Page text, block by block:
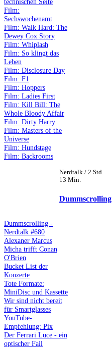
Film:
Sechswochenamt
Film: Walk Hard: The
Dewey Cox Story
Film: Whiplash
Film: So klingt das
Leben
Film: Disclosure Day
Film: F1
Film: Hoppers
Film: Ladies First
Film: Kill Bill: The
Whole Bloody Affair
Film: Dirty Harry
Film: Masters of the
Universe
Film: Hundstage
Film: Backrooms
Nerdtalk / 2 Std.
13 Min.
Dummscrolling
Dummscrolling -
Nerdtalk #680
Alexaner Marcus
Micha trifft Conan
O'Brien
Bucket List der
Konzerte
Tote Formate:
MiniDisc und Kassette
Wir sind nicht bereit
für Smartglasses
YouTube-
Empfehlung: Pix
Der Ferrari Luce - ein
optischer Fail